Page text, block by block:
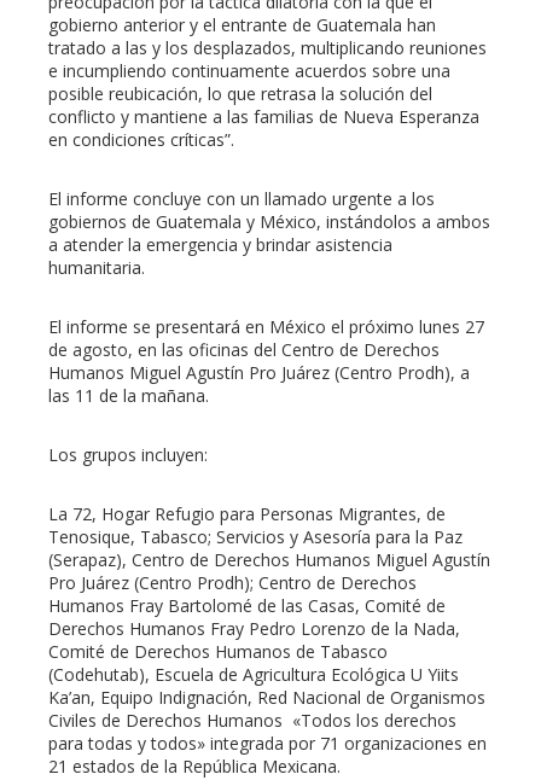
gobierno anterior y el entrante de Guatemala han
tratado a las y los desplazados, multiplicando reuniones
e incumpliendo continuamente acuerdos sobre una
posible reubicación, lo que retrasa la solución del
conflicto y mantiene a las familias de Nueva Esperanza
en condiciones críticas”.
El informe concluye con un llamado urgente a los
gobiernos de Guatemala y México, instándolos a ambos
a atender la emergencia y brindar asistencia
humanitaria.
El informe se presentará en México el próximo lunes 27
de agosto, en las oficinas del Centro de Derechos
Humanos Miguel Agustín Pro Juárez (Centro Prodh), a
las 11 de la mañana.
Los grupos incluyen:
La 72, Hogar Refugio para Personas Migrantes, de
Tenosique, Tabasco; Servicios y Asesoría para la Paz
(Serapaz), Centro de Derechos Humanos Miguel Agustín
Pro Juárez (Centro Prodh); Centro de Derechos
Humanos Fray Bartolomé de las Casas, Comité de
Derechos Humanos Fray Pedro Lorenzo de la Nada,
Comité de Derechos Humanos de Tabasco
(Codehutab), Escuela de Agricultura Ecológica U Yiits
Ka’an, Equipo Indignación, Red Nacional de Organismos
Civiles de Derechos Humanos «Todos los derechos
para todas y todos» integrada por 71 organizaciones en
21 estados de la República Mexicana.